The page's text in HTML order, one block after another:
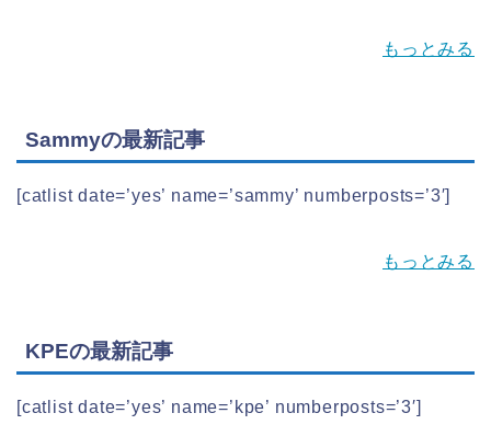
もっとみる
Sammyの最新記事
[catlist date=’yes’ name=’sammy’ numberposts=’3′]
もっとみる
KPEの最新記事
[catlist date=’yes’ name=’kpe’ numberposts=’3′]